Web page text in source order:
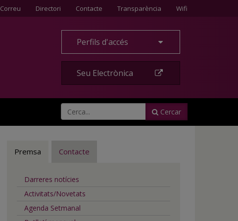
Correu Directori Contacte
Contacte Transparència Wifi
Perfils d'accés
Seu Electrònica
Cercar
Premsa Contacte
Darreres notícies
Activitats/Novetats
Agenda Setmanal